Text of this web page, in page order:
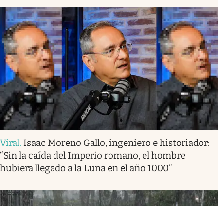
Viral. Isaac Moreno Gallo, ingeniero e historiador:
“Sin la caída del Imperio romano, el hombre
hubiera llegado a la Luna en el año 1000”